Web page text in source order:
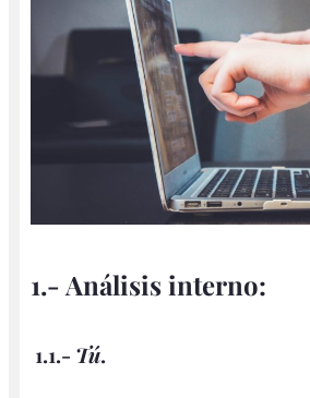
1.- Análisis interno:
1.1.- Tú.